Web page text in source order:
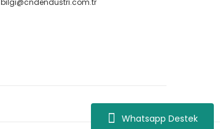
Whatsapp Destek
bilgi@cndendustri.com.tr